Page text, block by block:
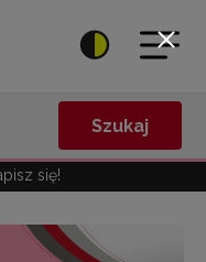
Szukaj
się!